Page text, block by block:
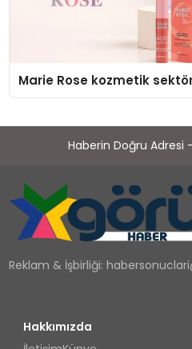
Marie Rose kozmetik
Haberin Doğru
Reklam & İşbirliği:
Hakkımızda